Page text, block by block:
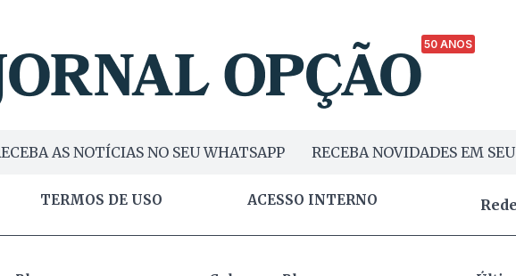
50 ANOS
AS NOTÍCIAS NO SEU WHATSAPP RECEBA NOVIDADES EM
TERMOS DE USO ACESSO INTERNO